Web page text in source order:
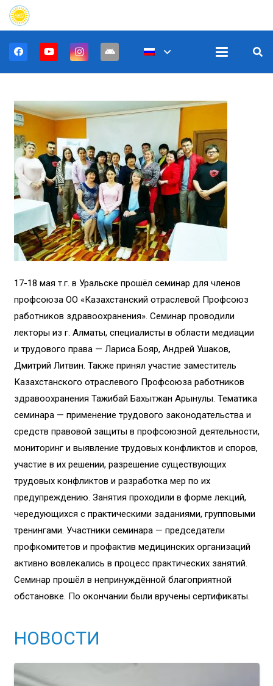
17-18 мая т.г. в Уральске прошёл семинар для членов
профсоюза ОО «Казахстанский отраслевой Профсоюз
работников здравоохранения». Семинар проводили
лекторы из г. Алматы, специалисты в области медиации
и трудового права — Лариса Бояр, Андрей Ушаков,
Дмитрий Литвин. Также принял участие заместитель
Казахстанского отраслевого Профсоюза работников
здравоохранения Тажибай Бахытжан Арынулы. Тематика
семинара — применение трудового законодательства и
средств правовой защиты в профсоюзной деятельности,
мониторинг и выявление трудовых конфликтов и споров,
участие в их решении, разрешение существующих
трудовых конфликтов и разработка мер по их
предупреждению. Занятия проходили в форме лекций,
чередующихся с практическими заданиями, групповыми
тренингами. Участники семинара — председатели
профкомитетов и профактив медицинских организаций
активно вовлекались в процесс практических занятий.
Семинар прошёл в непринуждённой благоприятной
обстановке. По окончании были вручены сертификаты.
НОВОСТИ